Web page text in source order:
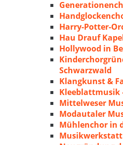
Harry-Potter-
Hau Drauf
Hollywood in
Schwarzwald
Klangkunst &
Kleeblattmusik
Mittelweser
Modautaler
Mühlenchor in
Musikwerkstatt